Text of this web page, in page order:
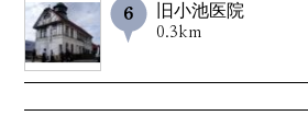
旧小池医院
0.3km